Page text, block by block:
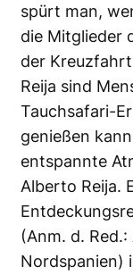
spürt man,
die Mitglieder
der
Reija sind
Tauchsafari-
genießen
entspannte
Alberto Reija.
(Anm. d.
Nordspanien)